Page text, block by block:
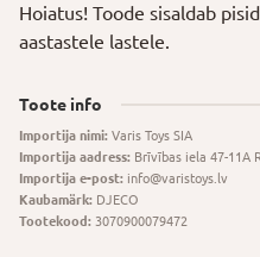
Hoiatus! Toode sisaldab
aastastele lastele.
Toote info
Importija nimi: Varis Toys SIA
Importija aadress: Brīvības iela 47-11A
Importija e-post: info@varistoys.lv
Kaubamärk: DJECO
Tootekood: 3070900079472